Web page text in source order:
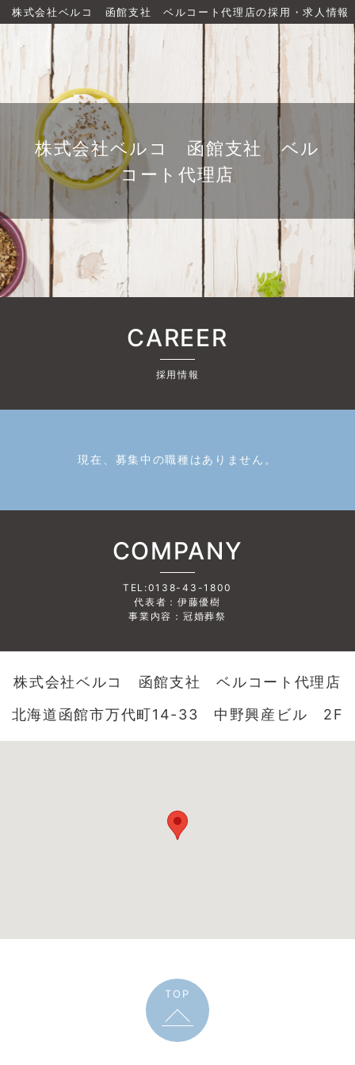
株式会社ベルコ 函館支社 ベルコート代理店の採用・求人情報
株式会社ベルコ 函館支社 ベル
コート代理店
CAREER
採用情報
現在、募集中の職種はありません。
COMPANY
TEL:0138-43-1800
代表者：伊藤優樹
事業内容：冠婚葬祭
株式会社ベルコ 函館支社 ベルコート代理店
北海道函館市万代町14-33 中野興産ビル 2F
TOP